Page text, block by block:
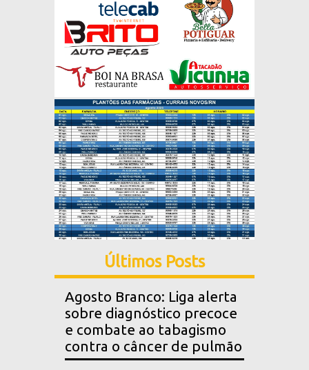
Últimos Posts
Agosto Branco: Liga alerta
sobre diagnóstico precoce
e combate ao tabagismo
contra o câncer de pulmão